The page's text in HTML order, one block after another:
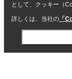
として、クッキー（
詳しくは、当社の 「